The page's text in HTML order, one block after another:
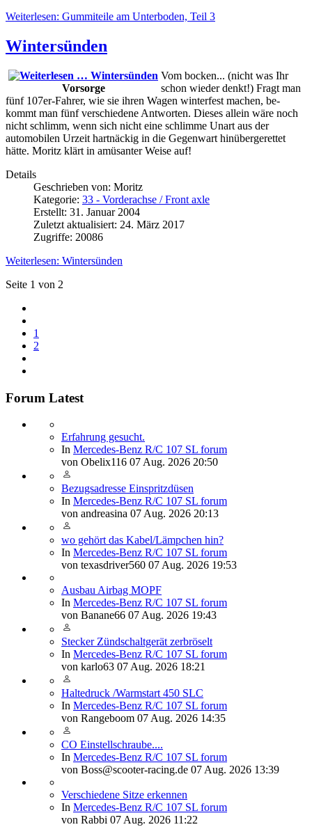
Weiterlesen: Gummiteile am Unterboden, Teil 3
Wintersünden
Vorsorge
Vom bocken... (nicht was Ihr
schon wieder denkt!) Fragt man
fünf 107er-Fahrer, wie sie ihren Wagen winterfest machen, be-
kommt man fünf verschiedene Antworten. Dieses allein wäre noch
nicht schlimm, wenn sich nicht eine schlimme Unart aus der
automobilen Urzeit hartnäckig in die Gegenwart hinübergerettet
hätte. Moritz klärt in amüsanter Weise auf!
Details
Geschrieben von: Moritz
Kategorie: 33 - Vorderachse / Front axle
Erstellt: 31. Januar 2004
Zuletzt aktualisiert: 24. März 2017
Zugriffe: 20086
Weiterlesen: Wintersünden
Seite 1 von 2
1
2
Forum Latest
Erfahrung gesucht.
In Mercedes-Benz R/C 107 SL forum
von Obelix116 07 Aug. 2026 20:50
Bezugsadresse Einspritzdüsen
In Mercedes-Benz R/C 107 SL forum
von andreasina 07 Aug. 2026 20:13
wo gehört das Kabel/Lämpchen hin?
In Mercedes-Benz R/C 107 SL forum
von texasdriver560 07 Aug. 2026 19:53
Ausbau Airbag MOPF
In Mercedes-Benz R/C 107 SL forum
von Banane66 07 Aug. 2026 19:43
Stecker Zündschaltgerät zerbröselt
In Mercedes-Benz R/C 107 SL forum
von karlo63 07 Aug. 2026 18:21
Haltedruck /Warmstart 450 SLC
In Mercedes-Benz R/C 107 SL forum
von Rangeboom 07 Aug. 2026 14:35
CO Einstellschraube....
In Mercedes-Benz R/C 107 SL forum
von Boss@scooter-racing.de 07 Aug. 2026 13:39
Verschiedene Sitze erkennen
In Mercedes-Benz R/C 107 SL forum
von Rabbi 07 Aug. 2026 11:22